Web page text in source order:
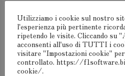
F1Software®
Utilizziamo i cookie sul nostro
l'esperienza più pertinente
ripetendo le visite. Cliccando su
acconsenti all'uso di TUTTI i
visitare "Impostazioni cookie"
controllato. https://
cookie/.